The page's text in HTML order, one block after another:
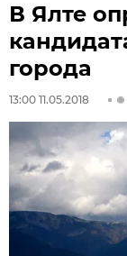
В Ялте
города
13:00 11.05.2018